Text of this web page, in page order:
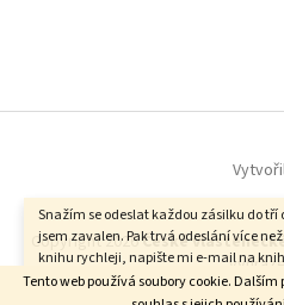
Tento web používá soubory cookie.
Snažím se odeslat každou zásilku do tří
jsem zavalen. Pak trvá odeslání více
knihu rychleji, napište mi e-mail na
spěchá. Petr Hampl
Copyright 2026České